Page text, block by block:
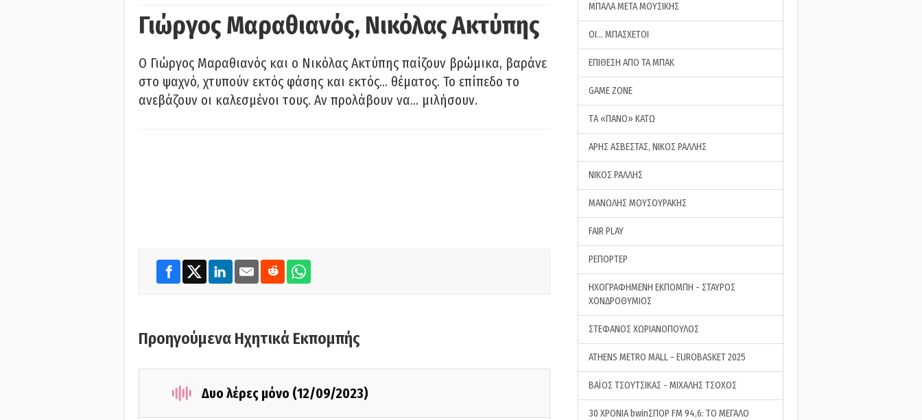
Γιώργος Μαραθιανός, Νικόλας Ακτύπης
Ο Γιώργος Μαραθιανός και ο Νικόλας Ακτύπης παίζουν βρώμικα, βαράνε
στο ψαχνό, χτυπούν εκτός φάσης και εκτός… θέματος. Το επίπεδο το
ανεβάζουν οι καλεσμένοι τους. Αν προλάβουν να… μιλήσουν.
Προηγούμενα Ηχητικά Εκπομπής
Δυο λέρες μόνο (12/09/2023)
ΜΠΑΛΑ ΜΕΤΑ ΜΟΥΣΙΚΗΣ
ΟΙ… ΜΠΑΣΧΕΤΟΙ
ΕΠΙΘΕΣΗ ΑΠΟ ΤΑ ΜΠΑΚ
GAME ZONE
ΤA «ΠΑΝΟ» ΚΑΤΩ
ΑΡΗΣ ΑΣΒΕΣΤΑΣ, ΝΙΚΟΣ ΡΑΛΛΗΣ
ΝΙΚΟΣ ΡΑΛΛΗΣ
ΜΑΝΩΛΗΣ ΜΟΥΣΟΥΡΑΚΗΣ
FAIR PLAY
ΡΕΠΟΡΤΕΡ
ΗΧΟΓΡΑΦΗΜΕΝΗ ΕΚΠΟΜΠΗ - ΣΤΑΥΡΟΣ
ΧΟΝΔΡΟΘΥΜΙΟΣ
ΣΤΕΦΑΝΟΣ ΧΩΡΙΑΝΟΠΟΥΛΟΣ
ATHENS METRO MALL - EUROBASKET 2025
ΒΑΪΟΣ ΤΣΟΥΤΣΙΚΑΣ - ΜΙΧΑΛΗΣ ΤΣΟΧΟΣ
30 ΧΡΟΝΙΑ bwinΣΠΟΡ FM 94,6: ΤΟ ΜΕΓΑΛΟ